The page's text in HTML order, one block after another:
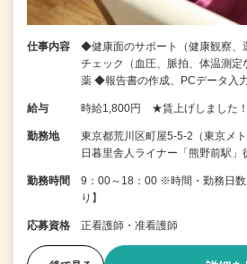
仕事内容
◆健康面のサポート（健康観察
チェック（血圧、脈拍、体温測
薬 ◆報告書の作成、PCデータ入
給与 時給1,800円 ★賃上げしました！
勤務地
東京都荒川区町屋5-5-2（東京メ
日暮里舎人ライナー「熊野前駅」
勤務時間
9：00～18：00 ※時間・勤務日
り】
応募資格 正看護師・准看護師